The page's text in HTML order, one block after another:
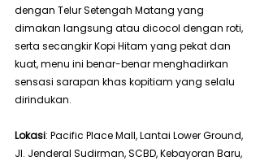
dengan Telur Setengah Matang yang
dimakan langsung atau dicocol dengan roti,
serta secangkir Kopi Hitam yang pekat dan
kuat, menu ini benar-benar menghadirkan
sensasi sarapan khas kopitiam yang selalu
dirindukan.
Lokasi: Pacific Place Mall, Lantai Lower Ground,
Jl. Jenderal Sudirman, SCBD, Kebayoran Baru,